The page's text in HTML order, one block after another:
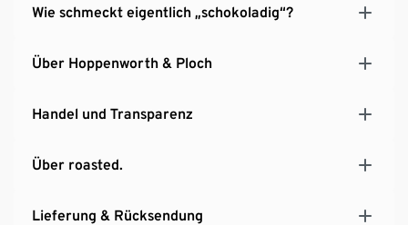
Wie schmeckt eigentlich „schokoladig“?
Über Hoppenworth & Ploch
Handel und Transparenz
Über roasted.
Lieferung & Rücksendung